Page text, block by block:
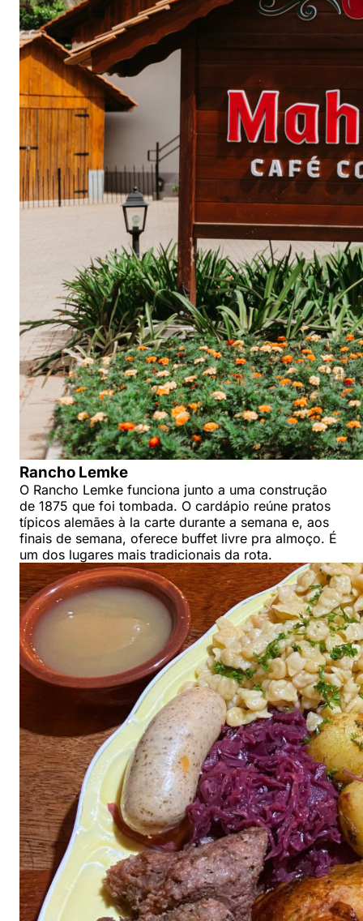
Rancho Lemke
O Rancho Lemke funciona junto a uma construção
de 1875 que foi tombada. O cardápio reúne pratos
típicos alemães à la carte durante a semana e, aos
finais de semana, oferece buffet livre pra almoço. É
um dos lugares mais tradicionais da rota.